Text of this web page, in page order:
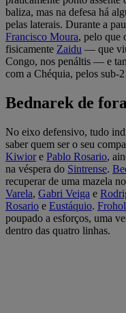
baliza, mas na defesa há
pelas laterais. Durante a
Francisco Moura, pelo que
fisicamente Zaidu — que
Congo, nos penáltis — e
com a Chéquia, pelos sub-
Bednarek de
No eixo defensivo, tudo
saber quem ser o seu
Kiwiore Pablo Rosario,
na véspera do Sintrense.
recuperar de uma mazela
Varela, Gabri Veiga e
Rosario e Eustáquio.
poupado a esforços, uma
dentro das quatro linhas.